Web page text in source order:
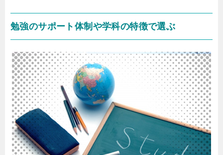
勉強のサポート体制や学科の特徴で選ぶ